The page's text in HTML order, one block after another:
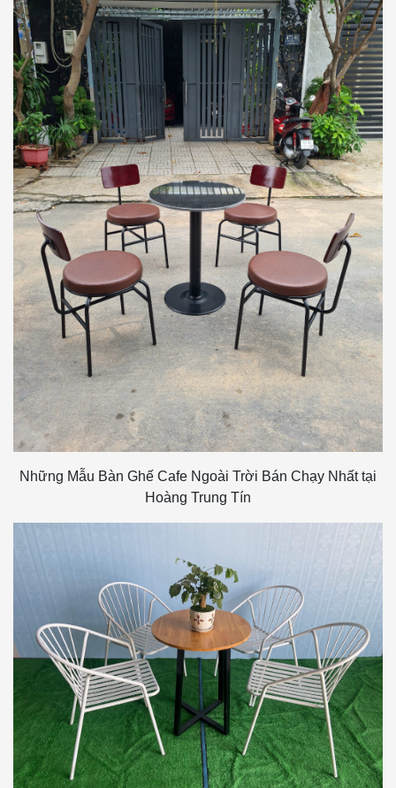
Những Mẫu Bàn Ghế Cafe Ngoài Trời Bán Chạy Nhất tại
Hoàng Trung Tín